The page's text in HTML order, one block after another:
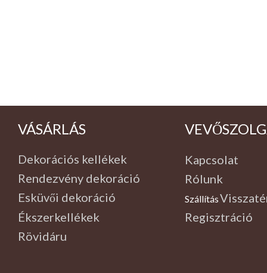
VÁSÁRLÁS
Dekorációs kellékek
Rendezvény dekoráció
Esküvői dekoráció
Ékszerkellékek
Rövidáru
Kapcsolat
Rólunk
Szállítás
Regisztráció